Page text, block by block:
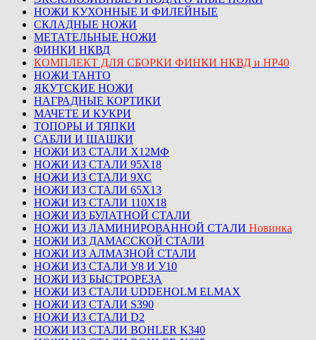
НОЖИ КУХОННЫЕ И ФИЛЕЙНЫЕ
СКЛАДНЫЕ НОЖИ
МЕТАТЕЛЬНЫЕ НОЖИ
ФИНКИ НКВД
КОМПЛЕКТ ДЛЯ СБОРКИ ФИНКИ НКВД и НР40
НОЖИ ТАНТО
ЯКУТСКИЕ НОЖИ
НАГРАДНЫЕ КОРТИКИ
МАЧЕТЕ И КУКРИ
ТОПОРЫ И ТЯПКИ
САБЛИ И ШАШКИ
НОЖИ ИЗ СТАЛИ Х12МФ
НОЖИ ИЗ СТАЛИ 95Х18
НОЖИ ИЗ СТАЛИ 9ХС
НОЖИ ИЗ СТАЛИ 65Х13
НОЖИ ИЗ СТАЛИ 110Х18
НОЖИ ИЗ БУЛАТНОЙ СТАЛИ
НОЖИ ИЗ ЛАМИНИРОВАННОЙ СТАЛИ Новинка
НОЖИ ИЗ ДАМАССКОЙ СТАЛИ
НОЖИ ИЗ АЛМАЗНОЙ СТАЛИ
НОЖИ ИЗ СТАЛИ У8 И У10
НОЖИ ИЗ БЫСТРОРЕЗА
НОЖИ ИЗ СТАЛИ UDDEHOLM ELMAX
НОЖИ ИЗ СТАЛИ S390
НОЖИ ИЗ СТАЛИ D2
НОЖИ ИЗ СТАЛИ BOHLER K340